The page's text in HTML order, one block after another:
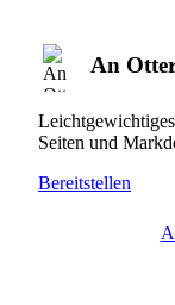
An
Seiten und
Bereitstellen